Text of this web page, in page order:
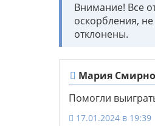
Внимание! Все
оскорбления,
отклонены.
Мария
Помогли
17.01.2024 в 19:39